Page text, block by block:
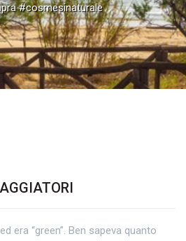
#cosmesinaturale
era “green”. Ben sapeva quanto